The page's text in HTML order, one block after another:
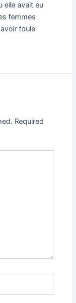
elle avait eu
femmes
foule
Required